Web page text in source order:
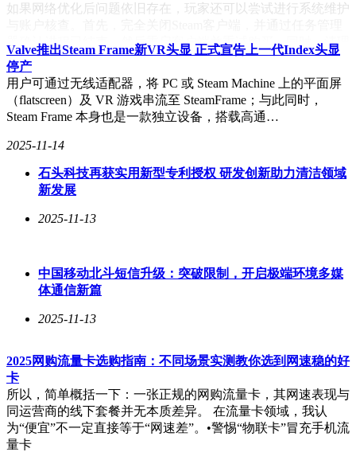
如果网络优化后问题依旧存在，玩家还可以尝试进行系统维护
器确认进程已结束，然后重启客户端并重试购买。同时，清理
浏览器的缓存和cookie，或尝试使用无痕模式或备用浏览器，
如Firefox或Edge，进行支付操作。玩家还需检查账户设置，确
保账户余额充足、绑定的支付方式有效，并关闭不必要的购买
限制选项。
在基础方法无效的情况下，玩家可以采取更进一步的解决策
区域支付障碍。同时，临时禁用防火墙或安全软件，以防止它
们误拦截支付请求。完成支付后，再重新启用这些安全设置。
公共DNS，如Google DNS（8.8.8.8/8.8.4.4），以提升访问速
Steam支付页面加载失败虽是一个常见挑战，但通过针对性的
优化措施，大多数玩家都能够顺利解决这一问题。确保网络畅
助玩家顺利完成支付，享受游戏带来的乐趣。
Valve推出Steam Frame新VR头显 正式宣告上一代Index头显
停产
用户可通过无线适配器，将 PC 或 Steam Machine 上的平面屏
（flatscreen）及 VR 游戏串流至 SteamFrame；与此同时，
Steam Frame 本身也是一款独立设备，搭载高通…
2025-11-14
石头科技再获实用新型专利授权 研发创新助力清洁领域
新发展
2025-11-13
中国移动北斗短信升级：突破限制，开启极端环境多媒
体通信新篇
2025-11-13
2025网购流量卡选购指南：不同场景实测教你选到网速稳的好
卡
所以，简单概括一下：一张正规的网购流量卡，其网速表现与
同运营商的线下套餐并无本质差异。 在流量卡领域，我认
为“便宜”不一定直接等于“网速差”。•警惕“物联卡”冒充手机流
量卡